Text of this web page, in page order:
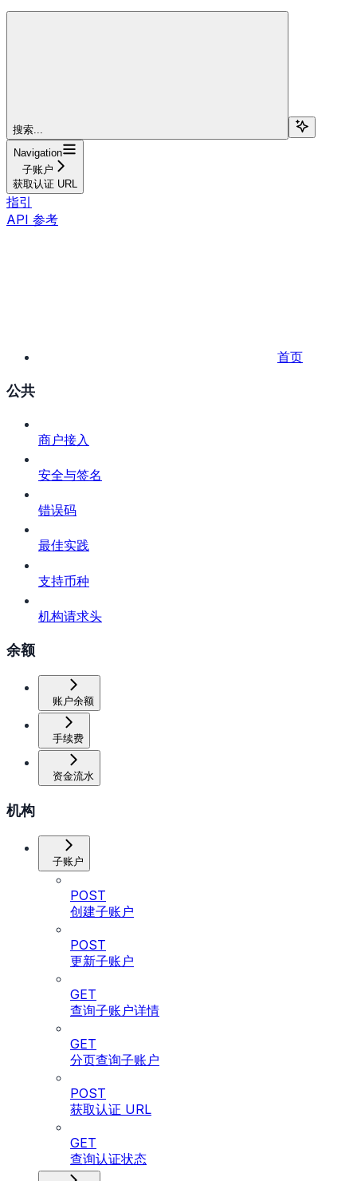
搜索...
Navigation
子账户
获取认证 URL
指引
API 参考
首页
公共
商户接入
安全与签名
错误码
最佳实践
支持币种
机构请求头
余额
账户余额
手续费
资金流水
机构
子账户
POST
创建子账户
POST
更新子账户
GET
查询子账户详情
GET
分页查询子账户
POST
获取认证 URL
GET
查询认证状态